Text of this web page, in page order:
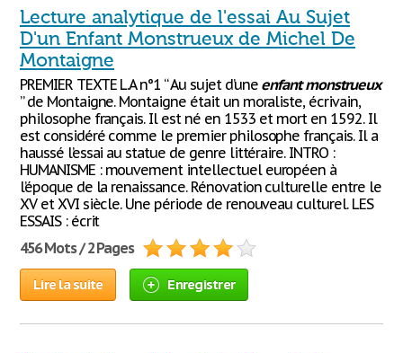
Lecture analytique de l'essai Au Sujet
D'un Enfant Monstrueux de Michel De
Montaigne
PREMIER TEXTE L.A n°1 “ Au sujet d’une enfant monstrueux
” de Montaigne. Montaigne était un moraliste, écrivain,
philosophe français. Il est né en 1533 et mort en 1592. Il
est considéré comme le premier philosophe français. Il a
haussé l’essai au statue de genre littéraire. INTRO :
HUMANISME : mouvement intellectuel européen à
l’époque de la renaissance. Rénovation culturelle entre le
XV et XVI siècle. Une période de renouveau culturel. LES
ESSAIS : écrit
456 Mots / 2 Pages
Lire la suite Enregistrer